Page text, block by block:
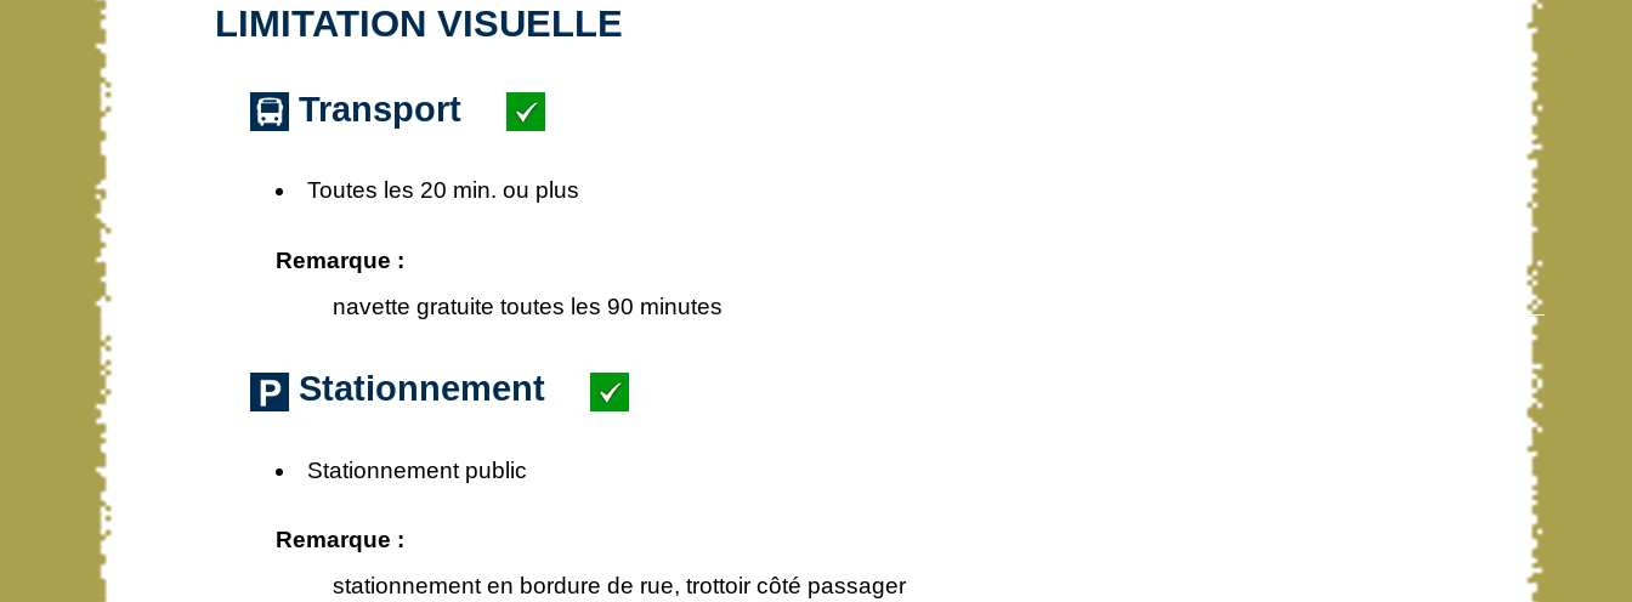
LIMITATION VISUELLE
Transport
Toutes les 20 min. ou plus
Remarque :
navette gratuite toutes les 90 minutes
Stationnement
Stationnement public
Remarque :
stationnement en bordure de rue, trottoir côté passager